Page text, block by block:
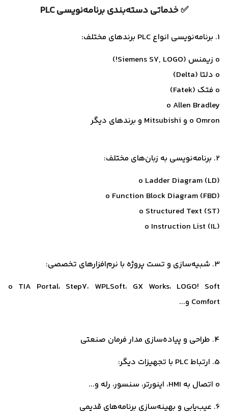
✅ خدماتی دسته‌بندی برنامه‌نویسی PLC
1. برنامه‌نویسی انواع PLC برندهای مختلف:
o زیمنس (Siemens S7, LOGO!)
o دلتا (Delta)
o فتک (Fatek)
o Allen Bradley
o Omron و Mitsubishi و برندهای دیگر
2. برنامه‌نویسی به زبان‌های مختلف:
o Ladder Diagram (LD)
o Function Block Diagram (FBD)
o Structured Text (ST)
o Instruction List (IL)
3. شبیه‌سازی و تست پروژه با نرم‌افزارهای تخصصی:
o TIA Portal، Step7، WPLSoft، GX Works، LOGO! Soft
Comfort و...
4. طراحی و پیاده‌سازی مدار فرمان صنعتی
5. ارتباط PLC با تجهیزات دیگر:
o اتصال به HMI، اینورتر، سنسور، رله و...
6. عیب‌یابی و بهینه‌سازی برنامه‌های قدیمی